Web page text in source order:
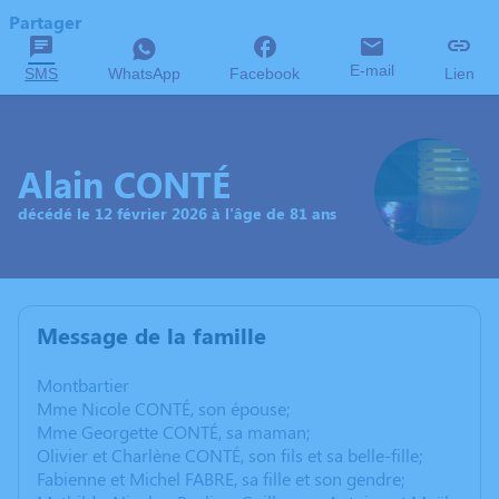
Partager
SMS WhatsApp Facebook E-mail Lien
Alain CONTÉ
décédé le 12 février 2026 à l'âge de 81 ans
Message de la famille
Montbartier
Mme Nicole CONTÉ, son épouse;
Mme Georgette CONTÉ, sa maman;
Olivier et Charlène CONTÉ, son fils et sa belle-fille;
Fabienne et Michel FABRE, sa fille et son gendre;